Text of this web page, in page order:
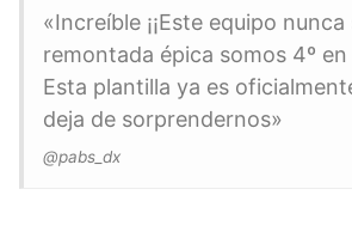
«Increíble ¡¡Este equipo
remontada épica somos 4º en
Esta plantilla ya es
deja de sorprendernos»
@pabs_dx